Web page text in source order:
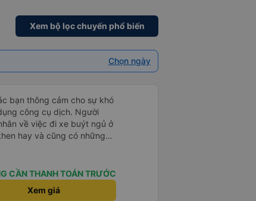
Xem bộ lọc chuyến phổ biến
Chọn ngày
bạn thông cảm cho sự khó
công cụ dịch. Người
về việc đi xe buýt ngủ ở
hay và cũng có những
lo lắng. Đó là một sự lo
và chăn nệm cũng sạch và
꾸이년가는 버스를 탔습니
CẦN THANH TOÁN TRƯỚC
Xem giá